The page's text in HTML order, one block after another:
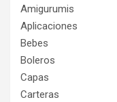
Amigurumis
Aplicaciones
Bebes
Boleros
Capas
Carteras